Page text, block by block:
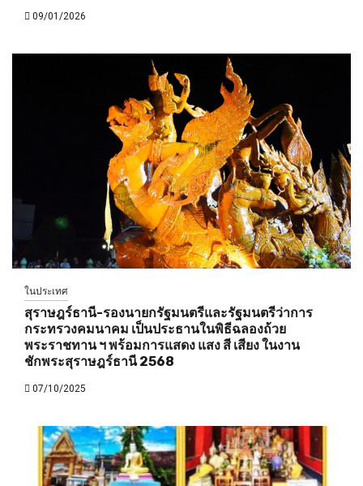
09/01/2026
ในประเทศ
สุราษฎร์ธานี-รองนายกรัฐมนตรีและรัฐมนตรีว่าการ
กระทรวงคมนาคม เป็นประธานในพิธีฉลองถ้วย
พระราชทาน ฯ พร้อมการแสดง แสง สี เสียง ในงาน
ชักพระสุราษฎร์ธานี 2568
07/10/2025